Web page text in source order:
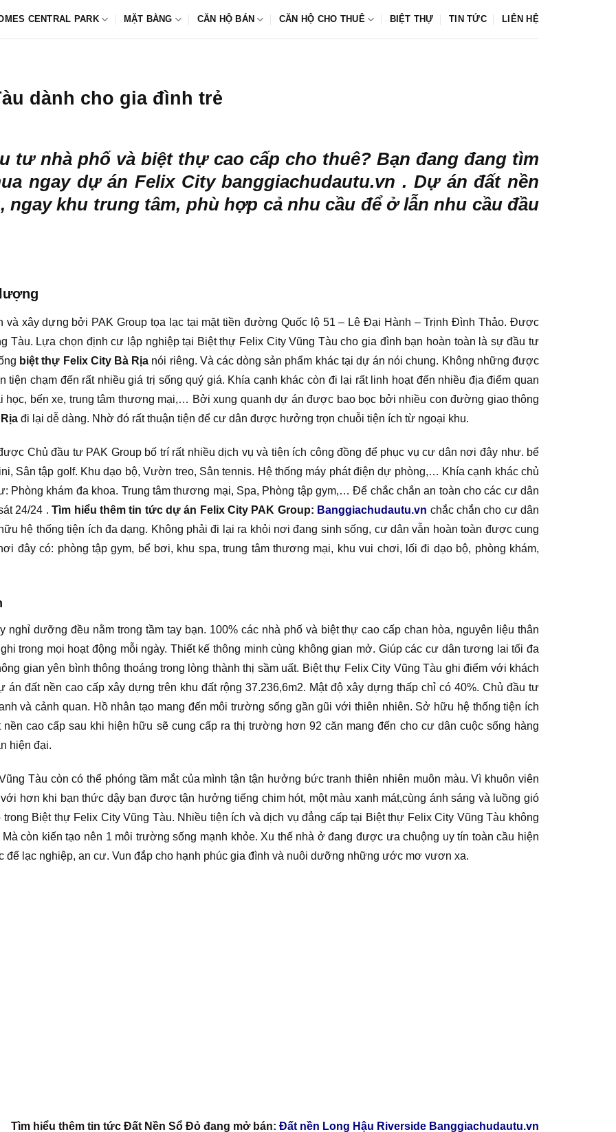
CENTRAL PARK MẶT BẰNG CĂN HỘ BÁN CĂN HỘ CHO THUÊ BIỆT THỰ TIN TỨC LIÊN HỆ
dành cho gia đình trẻ
tư nhà phố và biệt thự cao cấp cho thuê? Bạn đang đang tìm
ngay dự ánFelix City banggiachudautu.vn . Dự án đất nền
ngay khu trung tâm, phù hợp cả nhu cầu để ở lẫn nhu cầu đầu
và xây dựng bởi PAK Group tọa lạc tại mặt tiền đường Quốc lộ 51 – Lê Đại Hành – Trịnh Đình Thảo. Được
Tàu. Lựa chọn định cư lập nghiệp tại Biệt thự Felix City Vũng Tàu cho gia đình bạn hoàn toàn là sự đầu tư
biệt thự Felix City Bà Rịa nói riêng. Và các dòng sản phẩm khác tại dự án nói chung. Không những được
tiện chạm đến rất nhiều giá trị sống quý giá. Khía cạnh khác còn đi lại rất linh hoạt đến nhiều địa điểm quan
học, bến xe, trung tâm thương mại,… Bởi xung quanh dự án được bao bọc bởi nhiều con đường giao thông
đi lại dễ dàng. Nhờ đó rất thuận tiện để cư dân được hưởng trọn chuỗi tiện ích từ ngoại khu.
Chủ đầu tư PAK Group bố trí rất nhiều dịch vụ và tiện ích công đồng để phục vụ cư dân nơi đây như. bể
Sân tập golf. Khu dạo bộ, Vườn treo, Sân tennis. Hệ thống máy phát điện dự phòng,… Khía cạnh khác chủ
Phòng khám đa khoa. Trung tâm thương mại, Spa, Phòng tập gym,… Để chắc chắn an toàn cho các cư dân
24/24 .Tìm hiểu thêm tin tức dự án Felix City PAK Group: Banggiachudautu.vn chắc chắn cho cư dân
hệ thống tiện ích đa dạng. Không phải đi lại ra khỏi nơi đang sinh sống, cư dân vẫn hoàn toàn được cung
đây có: phòng tập gym, bể bơi, khu spa, trung tâm thương mại, khu vui chơi, lối đi dạo bộ, phòng khám,
nghỉ dưỡng đều nằm trong tầm tay bạn. 100% các nhà phố và biệt thự cao cấp chan hòa, nguyên liệu thân
trong mọi hoạt động mỗi ngày. Thiết kế thông minh cùng không gian mở. Giúp các cư dân tương lai tối đa
gian yên bình thông thoáng trong lòng thành thị sầm uất. Biệt thự Felix City Vũng Tàu ghi điểm với khách
án đất nền cao cấp xây dựng trên khu đất rộng 37.236,6m2. Mật độ xây dựng thấp chỉ có 40%. Chủ đầu tư
và cảnh quan. Hồ nhân tạo mang đến môi trường sống gần gũi với thiên nhiên. Sở hữu hệ thống tiện ích
cao cấp sau khi hiện hữu sẽ cung cấp ra thị trường hơn 92 căn mang đến cho cư dân cuộc sống hàng
hiện đại.
Tàu còn có thể phóng tầm mắt của mình tận tận hưởng bức tranh thiên nhiên muôn màu. Vì khuôn viên
hơn khi bạn thức dậy bạn được tận hưởng tiếng chim hót, một màu xanh mát,cùng ánh sáng và luồng gió
Biệt thự Felix City Vũng Tàu. Nhiều tiện ích và dịch vụ đẳng cấp tại Biệt thự Felix City Vũng Tàu không
còn kiến tạo nên 1 môi trường sống mạnh khỏe. Xu thế nhà ở đang được ưa chuộng uy tín toàn cầu hiện
để lạc nghiệp, an cư. Vun đắp cho hạnh phúc gia đình và nuôi dưỡng những ước mơ vươn xa.
Tìm hiểu thêm tin tức Đất Nền Sổ Đỏ đang mở bán: Đất nền Long Hậu Riverside Banggiachudautu.vn